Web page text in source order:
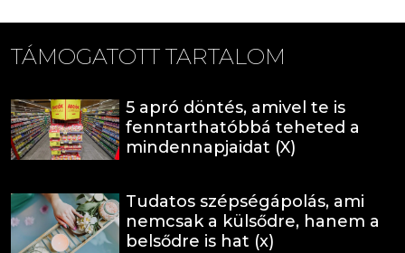
TÁMOGATOTT TARTALOM
5 apró döntés, amivel te is
fenntarthatóbbá teheted a
mindennapjaidat (X)
Tudatos szépségápolás, ami
nemcsak a külsődre, hanem a
belsődre is hat (x)